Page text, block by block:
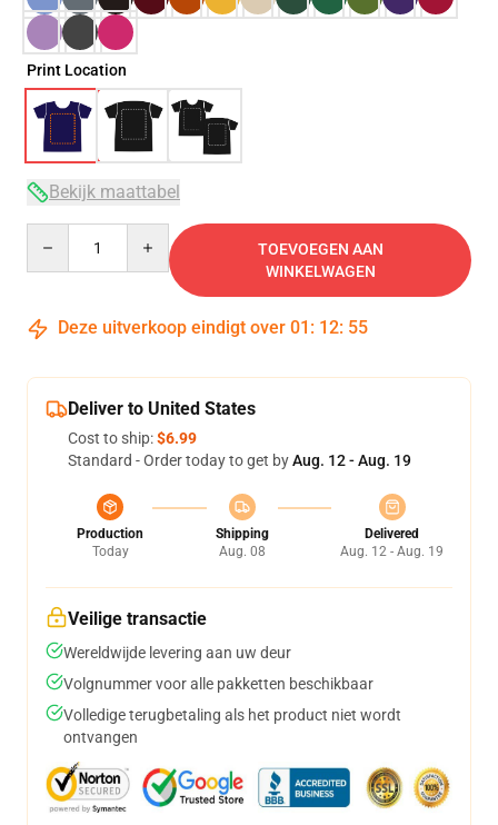
Print Location
Bekijk maattabel
TOEVOEGEN AAN
WINKELWAGEN
Deze uitverkoop eindigt over 01 : 12: 54
Deliver to United States
Cost to ship:$6.99
Standard - Order today to get byAug. 12 - Aug. 19
Production
Today
Shipping
Aug. 08
Delivered
Aug. 12 - Aug. 19
Veilige transactie
Wereldwijde levering aan uw deur
Volgnummer voor alle pakketten beschikbaar
Volledige terugbetaling als het product niet wordt
ontvangen